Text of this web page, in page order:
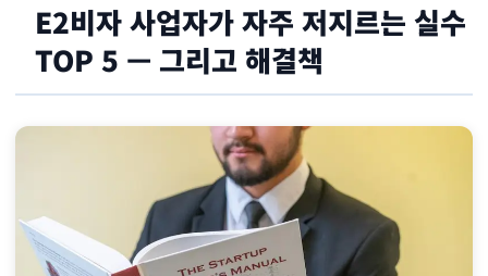
E2비자 사업자가 자주 저지르는 실수
TOP 5 — 그리고 해결책